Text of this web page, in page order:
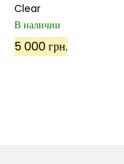
Clear
В наличии
5 000 грн.